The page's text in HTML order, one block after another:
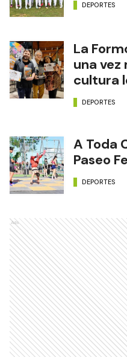
DEPORTES
La
una vez
cultura
DEPORTES
A Toda
Paseo
DEPORTES
Ads